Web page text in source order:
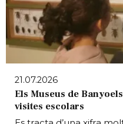
21.07.2026
Els Museus de
visites escolars